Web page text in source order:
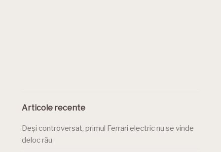
Articole recente
Deși controversat, primul Ferrari electric nu se vinde
deloc rău